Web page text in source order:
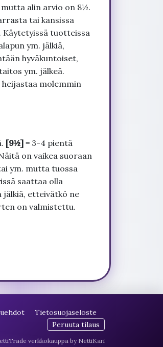
alin arvio on 8½.
tai kansissa
Käytetyissä tuotteissa
ym. jälkiä,
hyväkuntoiset,
ym. jälkeä.
molemmin
[9½]= 3-4 pientä
on vaikea suoraan
ym. mutta tuossa
saattaa olla
jälkiä, etteivätkö ne
on valmistettu.
Tietosuojaseloste
Peruuta tilaus
verkkokauppa by NettiKari